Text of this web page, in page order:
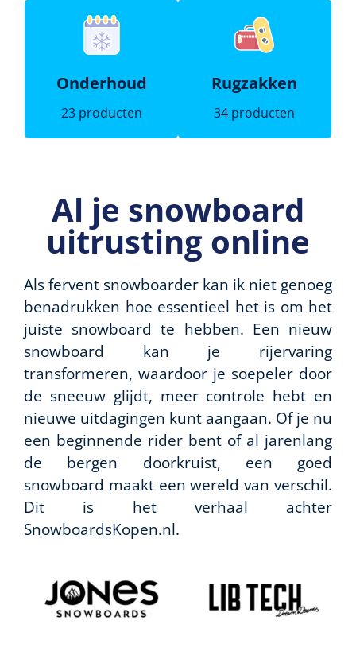
Onderhoud
23 producten
Rugzakken
34 producten
Al je snowboard
uitrusting online
Als fervent snowboarder kan ik niet genoeg
benadrukken hoe essentieel het is om het
juiste snowboard te hebben. Een nieuw
snowboard kan je rijervaring
transformeren, waardoor je soepeler door
de sneeuw glijdt, meer controle hebt en
nieuwe uitdagingen kunt aangaan. Of je nu
een beginnende rider bent of al jarenlang
de bergen doorkruist, een goed
snowboard maakt een wereld van verschil.
Dit is het verhaal achter
SnowboardsKopen.nl.